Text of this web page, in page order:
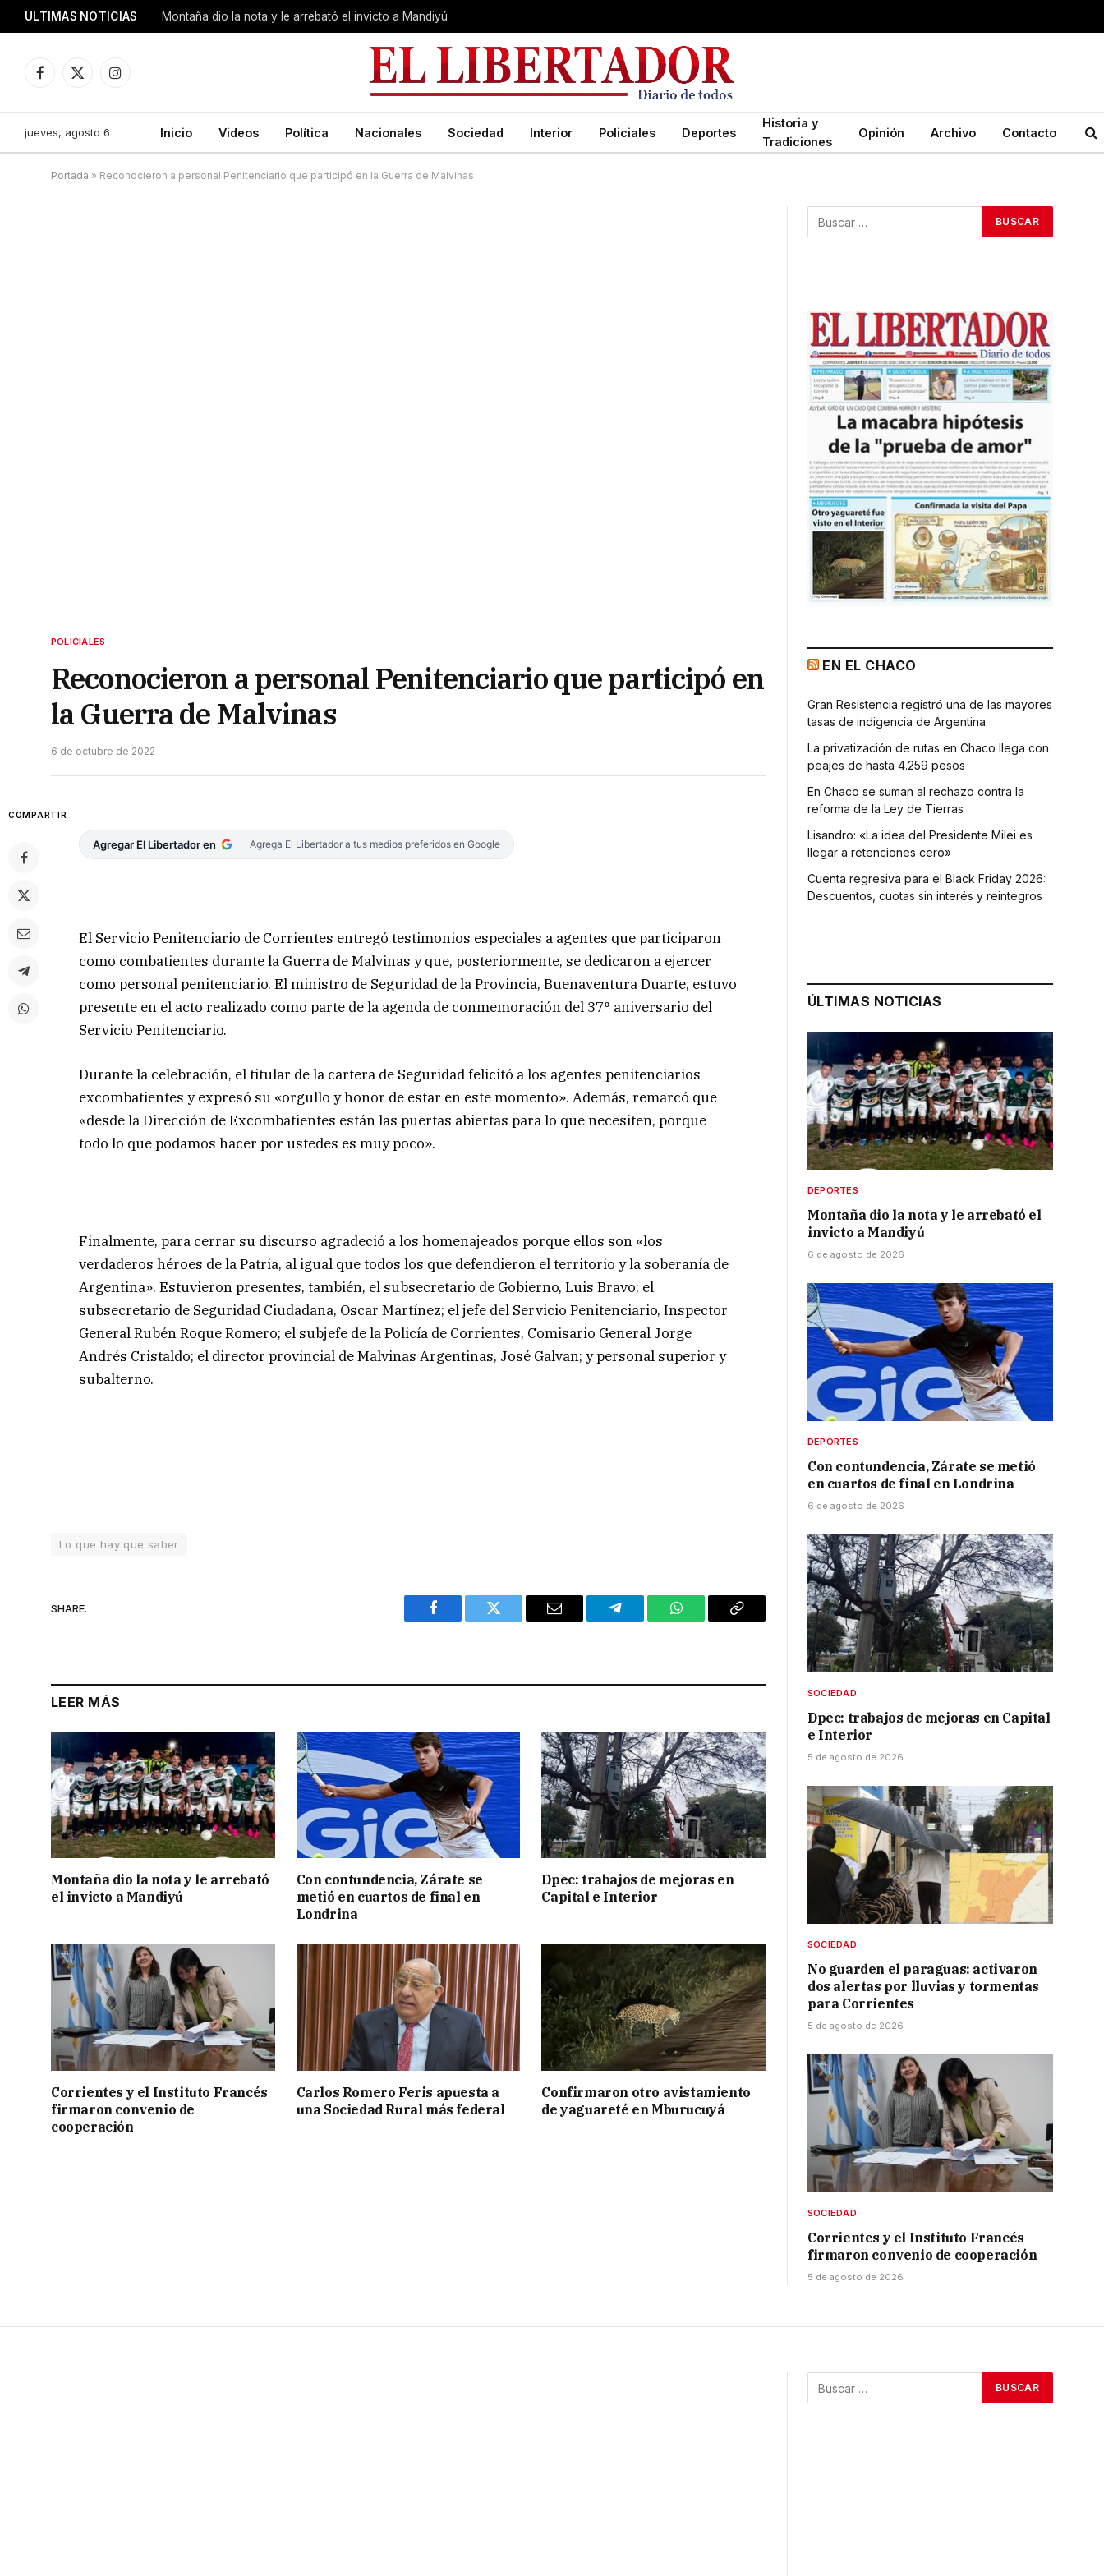
ULTIMAS NOTICIAS Montaña dio la nota y le arrebató el invicto a Mandiyú
Facebook
X
Instagram
jueves, agosto 6 Inicio Videos Política Nacionales Sociedad Interior Policiales Deportes
Historia y
Tradiciones
Opinión Archivo Contacto
Portada » Reconocieron a personal Penitenciario que participó en la Guerra de Malvinas
POLICIALES
Reconocieron a personal Penitenciario que participó en
la Guerra de Malvinas
6 de octubre de 2022
COMPARTIR
Agregar El Libertador en Agrega El Libertador a tus medios preferidos en Google
El Servicio Penitenciario de Corrientes entregó testimonios especiales a agentes que participaron
como combatientes durante la Guerra de Malvinas y que, posteriormente, se dedicaron a ejercer
como personal penitenciario. El ministro de Seguridad de la Provincia, Buenaventura Duarte, estuvo
presente en el acto realizado como parte de la agenda de conmemoración del 37° aniversario del
Servicio Penitenciario.
Durante la celebración, el titular de la cartera de Seguridad felicitó a los agentes penitenciarios
excombatientes y expresó su «orgullo y honor de estar en este momento». Además, remarcó que
«desde la Dirección de Excombatientes están las puertas abiertas para lo que necesiten, porque
todo lo que podamos hacer por ustedes es muy poco».
Finalmente, para cerrar su discurso agradeció a los homenajeados porque ellos son «los
verdaderos héroes de la Patria, al igual que todos los que defendieron el territorio y la soberanía de
Argentina». Estuvieron presentes, también, el subsecretario de Gobierno, Luis Bravo; el
subsecretario de Seguridad Ciudadana, Oscar Martínez; el jefe del Servicio Penitenciario, Inspector
General Rubén Roque Romero; el subjefe de la Policía de Corrientes, Comisario General Jorge
Andrés Cristaldo; el director provincial de Malvinas Argentinas, José Galvan; y personal superior y
subalterno.
Lo que hay que saber
SHARE.
Facebook Twitter Email Telegram WhatsAppCopy
LEER MÁS
Montaña dio la nota y le arrebató
el invicto a Mandiyú
Con contundencia, Zárate se
metió en cuartos de final en
Londrina
Dpec: trabajos de mejoras en
Capital e Interior
Corrientes y el Instituto Francés
firmaron convenio de
cooperación
Carlos Romero Feris apuesta a
una Sociedad Rural más federal
Confirmaron otro avistamiento
de yaguareté en Mburucuyá
EN EL CHACO
Gran Resistencia registró una de las mayores
tasas de indigencia de Argentina
La privatización de rutas en Chaco llega con
peajes de hasta 4.259 pesos
En Chaco se suman al rechazo contra la
reforma de la Ley de Tierras
Lisandro: «La idea del Presidente Milei es
llegar a retenciones cero»
Cuenta regresiva para el Black Friday 2026:
Descuentos, cuotas sin interés y reintegros
ÚLTIMAS NOTICIAS
DEPORTES
Montaña dio la nota y le arrebató el
invicto a Mandiyú
6 de agosto de 2026
DEPORTES
Con contundencia, Zárate se metió
en cuartos de final en Londrina
6 de agosto de 2026
SOCIEDAD
Dpec: trabajos de mejoras en Capital
e Interior
5 de agosto de 2026
SOCIEDAD
No guarden el paraguas: activaron
dos alertas por lluvias y tormentas
para Corrientes
5 de agosto de 2026
SOCIEDAD
Corrientes y el Instituto Francés
firmaron convenio de cooperación
5 de agosto de 2026